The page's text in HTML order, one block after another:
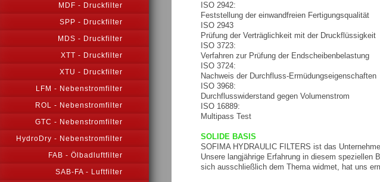
MDF - Druckfilter
SPP - Druckfilter
MDS - Druckfilter
XTT - Druckfilter
XTU - Druckfilter
LFM - Nebenstromfilter
ROL - Nebenstromfilter
GTC - Nebenstromfilter
HydroDry - Nebenstromfilter
FAB - Ölbadluftfilter
SAB-FA - Luftfilter
ISO 2942:
Feststellung der einwandfreien Fertigungsqualität
ISO 2943
Prüfung der Verträglichkeit mit der Druckflüssigkeit
ISO 3723:
Verfahren zur Prüfung der Endscheibenbelastung
ISO 3724:
Nachweis der Durchfluss-Ermüdungseigenschaften
ISO 3968:
Durchflusswiderstand gegen Volumenstrom
ISO 16889:
Multipass Test
SOLIDE BASIS
SOFIMA HYDRAULIC FILTERS ist das
Unsere langjährige Erfahrung in diesem speziellen
sich ausschließlich dem Thema widmet, hat uns